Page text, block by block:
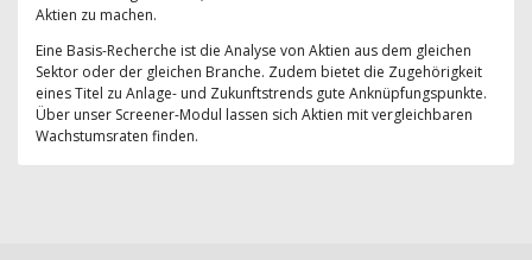
Aktien zu machen.
Eine Basis-Recherche ist die Analyse von Aktien aus dem gleichen
Sektor oder der gleichen Branche. Zudem bietet die Zugehörigkeit
eines Titel zu Anlage- und Zukunftstrends gute Anknüpfungspunkte.
Über unser Screener-Modul lassen sich Aktien mit vergleichbaren
Wachstumsraten finden.